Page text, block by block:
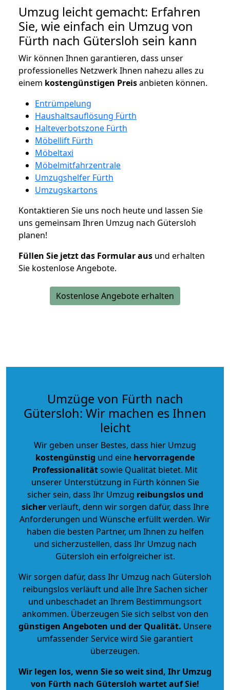
Umzug leicht gemacht: Erfahren
Sie, wie einfach ein Umzug von
Fürth nach Gütersloh sein kann
Wir können Ihnen garantieren, dass unser
professionelles Netzwerk Ihnen nahezu alles zu
einem kostengünstigen Preisanbieten können.
Entrümpelung
Haushaltsauflösung Fürth
Halteverbotszone Fürth
Möbellift Fürth
Möbeltaxi
Möbelmitfahrzentrale
Umzugshelfer Fürth
Umzugskartons
Kontaktieren Sie uns noch heute und lassen Sie
uns gemeinsam Ihren Umzug nach Gütersloh
planen!
Füllen Sie jetzt das Formular aus und erhalten
Sie kostenlose Angebote.
Kostenlose Angebote erhalten
Umzüge von Fürth nach
Gütersloh: Wir machen es Ihnen
leicht
Wir geben unser Bestes, dass hier Umzug
kostengünstig und eine hervorragende
Professionalitätsowie Qualität bietet. Mit
unserer Unterstützung in Fürth können Sie
sicher sein, dass Ihr Umzug reibungslos und
sicherverläuft, denn wir sorgen dafür, dass Ihre
Anforderungen und Wünsche erfüllt werden. Wir
haben die besten Partner, um Ihnen zu helfen
und sicherzustellen, dass Ihr Umzug nach
Gütersloh ein erfolgreicher ist.
Wir sorgen dafür, dass Ihr Umzug nach Gütersloh
reibungslos verläuft und alle Ihre Sachen sicher
und unbeschadet an Ihrem Bestimmungsort
ankommen. Überzeugen Sie sich selbst von den
günstigen Angeboten und der Qualität. Unsere
umfassender Service wird Sie garantiert
überzeugen.
Wir legen los, wenn Sie so weit sind, Ihr Umzug
von Fürth nach Gütersloh wartet auf Sie!